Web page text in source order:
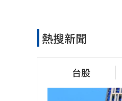
熱搜新聞
台股